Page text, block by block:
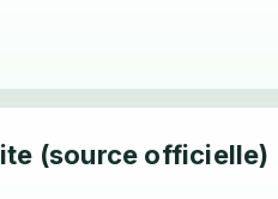
(source officielle)